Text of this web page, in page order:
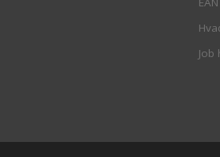
Job